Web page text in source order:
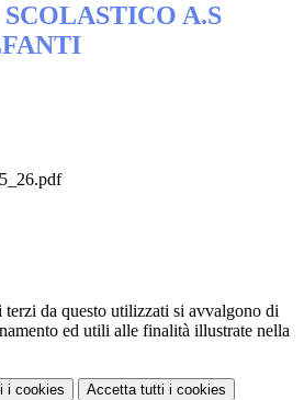
A.S
da questo utilizzati si avvalgono di
ed utili alle finalità illustrate nella
i cookies Accetta tutti i cookies